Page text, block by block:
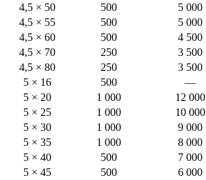
4,5 × 50
500 5 000
4,5 × 55
500 5 000
4,5 × 60
500 4 500
4,5 × 70
250 3 500
4,5 × 80
250 3 500
5 × 16
500 —
5 × 20
1 000 12 000
5 × 25
1 000 10 000
5 × 30
1 000 9 000
5 × 35
1 000 8 000
5 × 40
500 7 000
5 × 45
500 6 000